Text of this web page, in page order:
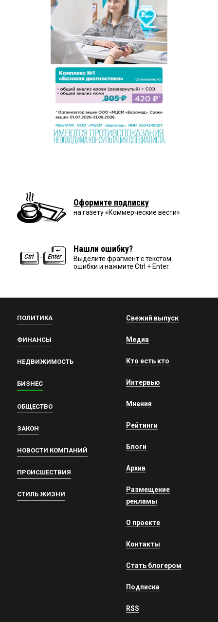
Оформите подписку
на газету «Коммерческие вести»
Нашли ошибку?
Выделите фрагмент с текстом
ошибки и нажмите Ctrl + Enter.
ПОЛИТИКА
ФИНАНСЫ
НЕДВИЖИМОСТЬ
БИЗНЕС
ОБЩЕСТВО
ЗАКОН
НОВОСТИ КОМПАНИЙ
ПРОИСШЕСТВИЯ
СТИЛЬ ЖИЗНИ
Свежий выпуск
Медиа
Кто есть кто
Интервью
Мнения
Рейтинги
Блоги
Архив
Размещение
рекламы
О проекте
Контакты
Стать блогером
Подписка
RSS